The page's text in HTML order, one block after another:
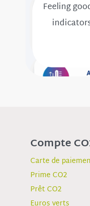
Feeling
Compte
Carte de
Prime CO2
Prêt CO2